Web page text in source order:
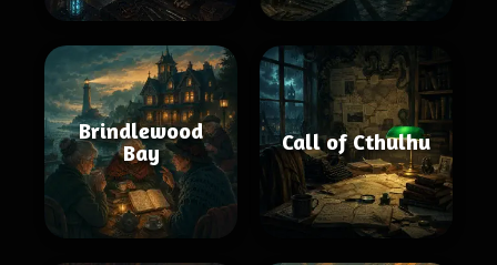
Brindlewood
Bay
Call of Cthulhu